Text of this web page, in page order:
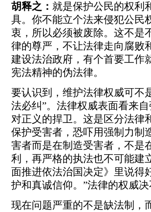
胡释之： 就是保护公民的权利
具。你不能立个法来侵犯公民
衷，所以必须被废除。这不是
律的尊严，不让法律走向腐败
建设法治政府，有个首要工作
宪法精神的伪法律。
要认识到，维护法律权威可不
法必纠”。法律权威表面看来
对正义的捍卫。这是区分法律
保护受害者，恐吓用强制力制
害者而是在制造受害者，不是
利，再严格的执法也不可能建
面推进依法治国决定》里说得
护和真诚信仰。”法律的权威
现在问题严重的不是缺法制，